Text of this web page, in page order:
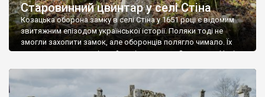
Старовинний цвинтар у селі Стіна
Козацька оборона замку в селі Стіна у 1651 році є відомим
звитяжним епізодом української історії. Поляки тоді не
змогли захопити замок, але оборонців полягло чимало. Їх
поховали на цвинтарі, який тоді називався Замковим. Нині на
ньому чимало хрестів 19 століття, є такі, де епітафії стер […]